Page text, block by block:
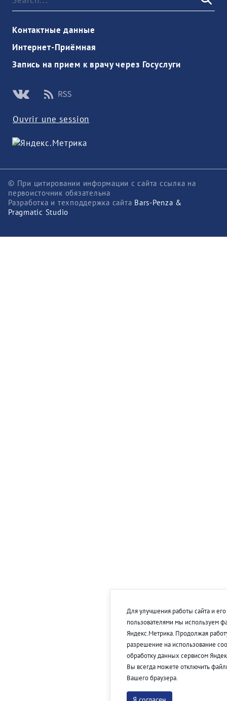
Контактные данные
Интернет-Приёмная
Запись на прием к врачу через Госуслуги
Ouvrir une session
© При цитировании информации с сайта ссылка на
первоисточник обязательна
Разработка и техподдержка сайта Bars-Penza &
Pragmatic Studio
Для улучшения работы сайта и
пользователями мы используем
Яндекс.Метрика. Продолжая
разрешение на использование
обработку данных сервисом
Вы всегда можете отключить
Вашего браузера.